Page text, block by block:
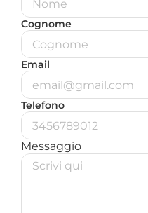
Cognome
Email
Telefono
Messaggio